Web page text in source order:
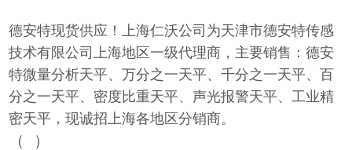
德安特现货供应！上海仁沃公司为天津市德安特传感
技术有限公司上海地区一级代理商，主要销售：德安
特微量分析天平、万分之一天平、千分之一天平、百
分之一天平、密度比重天平、声光报警天平、工业精
密天平，现诚招上海各地区分销商。
（ ）